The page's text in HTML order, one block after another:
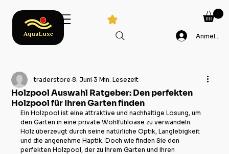
Anmelden
Holzpool Auswahl Ratgeber: Den perfekten
Holzpool für Ihren Garten finden
traderstore 8. Juni 3 Min. Lesezeit
Ein Holzpool ist eine attraktive und nachhaltige Lösung, um
den Garten in eine private Wohlfühloase zu verwandeln.
Holz überzeugt durch seine natürliche Optik, Langlebigkeit
und die angenehme Haptik. Doch wie finden Sie den
perfekten Holzpool, der zu Ihrem Garten und Ihren